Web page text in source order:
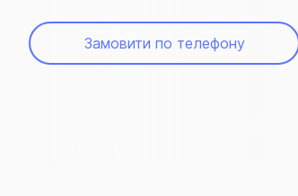
Замовити по телефону